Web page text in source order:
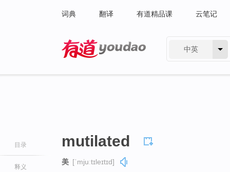
词典 翻译 有道精品课 云笔记
中英
目录
释义
mutilated
美 [ˈmjuːtɪleɪtɪd]